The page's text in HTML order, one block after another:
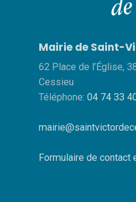
Mairie de Saint-
62 Place de l’Église,
Cessieu
Téléphone: 04 74 33
Formulaire de contact